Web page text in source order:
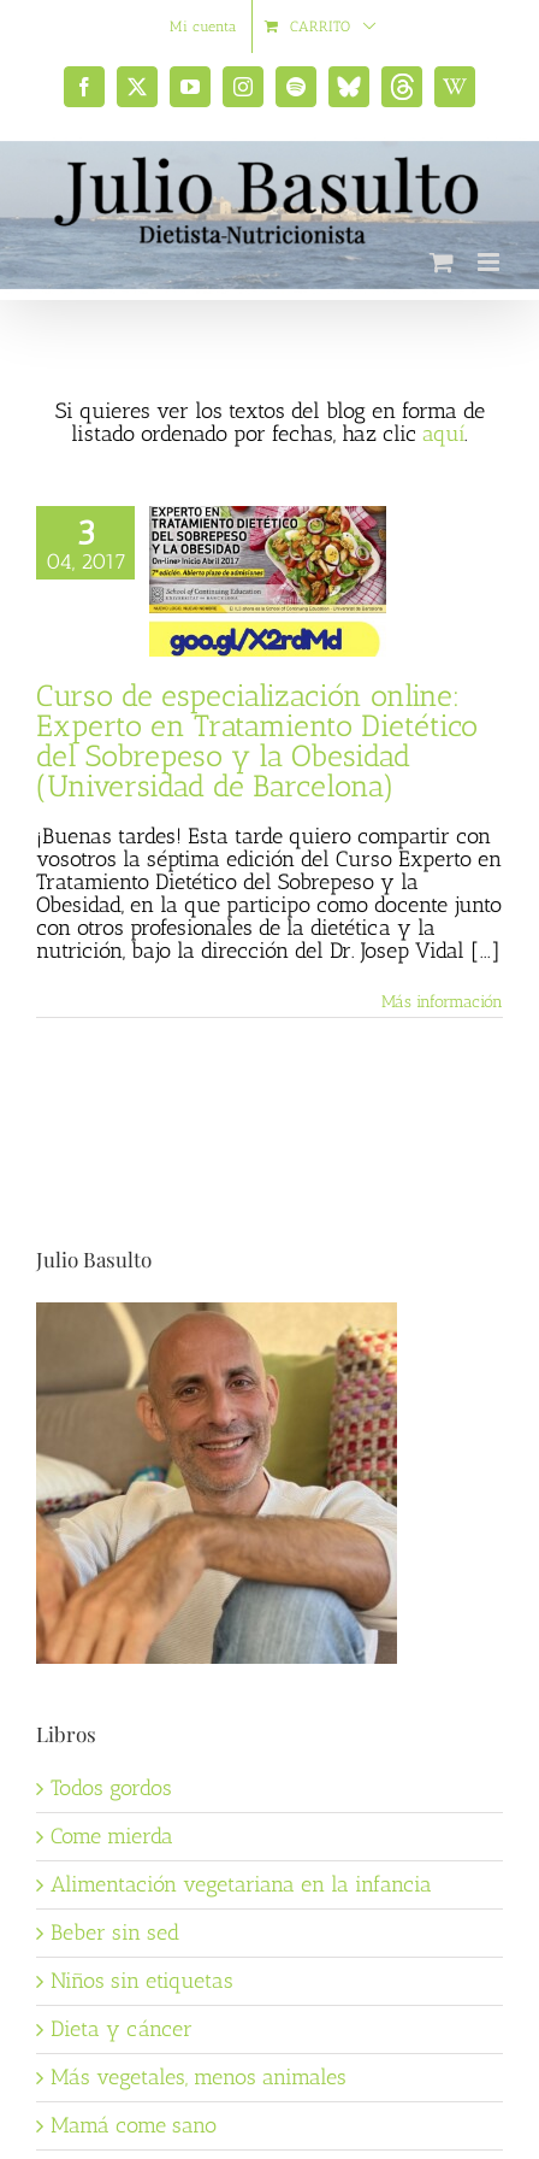
Mi cuenta CARRITO
Facebook
X YouTubeInstagramSpotifyBluesky
social
ThreadsWikipedia
Si quieres ver los textos del blog en forma de
listado ordenado por fechas, haz clic aquí.
3
04, 2017
especialización
Experto en
Dietético del
Curso de especialización online:
Experto en Tratamiento Dietético
del Sobrepeso y la Obesidad
(Universidad de Barcelona)
¡Buenas tardes! Esta tarde quiero compartir con
vosotros la séptima edición del Curso Experto en
Tratamiento Dietético del Sobrepeso y la
Obesidad, en la que participo como docente junto
con otros profesionales de la dietética y la
nutrición, bajo la dirección del Dr. Josep Vidal [...]
Más información
Julio Basulto
Libros
Todos gordos
Come mierda
Alimentación vegetariana en la infancia
Beber sin sed
Niños sin etiquetas
Dieta y cáncer
Más vegetales, menos animales
Mamá come sano